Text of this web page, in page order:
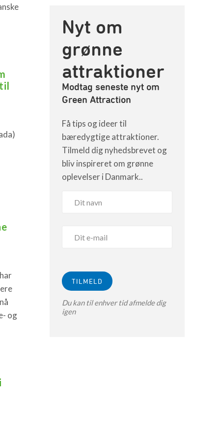
og
Nyt om
grønne
attraktioner
Modtag seneste nyt om
Green Attraction
Få tips og ideer til
bæredygtige attraktioner.
Tilmeld dig nyhedsbrevet og
bliv inspireret om grønne
oplevelser i Danmark..
Du kan til enhver tid afmelde dig
igen